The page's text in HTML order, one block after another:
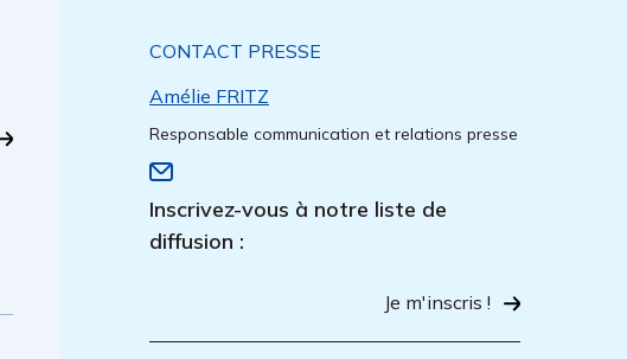
CONTACT PRESSE
Amélie FRITZ
Responsable communication et relations presse
Inscrivez-vous à notre liste de
diffusion :
Je m'inscris !